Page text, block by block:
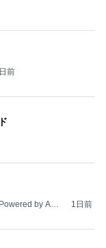
前
by Ame
1日前